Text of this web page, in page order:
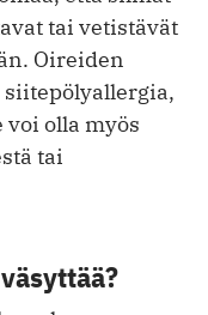
tai vetistävät
Oireiden
voi olla myös
tai